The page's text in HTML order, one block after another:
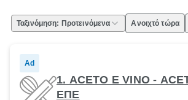
Ταξινόμηση: Προτεινόμενα Ανοιχτό τώρα
Ad
1. ACETO E VINO -
ΕΠΕ